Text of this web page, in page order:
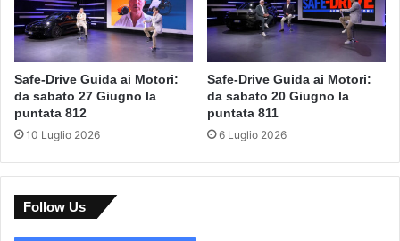
Safe-Drive Guida ai Motori:
da sabato 27 Giugno la
puntata 812
10 Luglio 2026
Safe-Drive Guida ai Motori:
da sabato 20 Giugno la
puntata 811
6 Luglio 2026
Follow Us